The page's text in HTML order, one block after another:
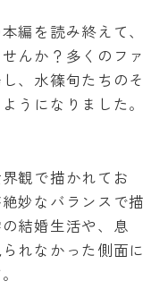
編を読み終えて、
んか？多くのファ
、水篠旬たちのそ
うになりました。
観で描かれてお
妙なバランスで描
結婚生活や、息
れなかった側面に